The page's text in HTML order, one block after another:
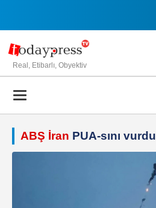
Real, Etibarlı, Obyektiv
ABŞ İran PUA-sını vurdu